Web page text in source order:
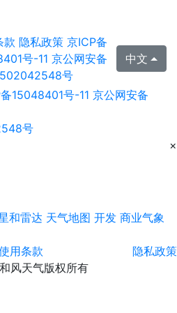
款 隐私政策 京ICP备
号-11 京公网安备
号
中文
15048401号-11 京公网安备
号
×
和雷达 天气地图 开发 商业气象
用条款
隐私政策
风天气版权所有